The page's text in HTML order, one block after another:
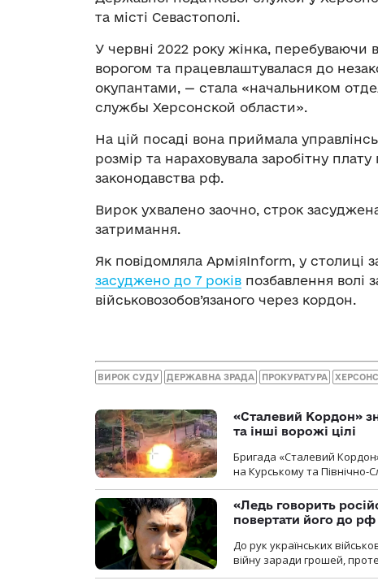
та місті Севастополі.
У червні 2022 року жінка, перебуваючи
ворогом та працевлаштувалася до
окупантами, — стала «начальником
службы Херсонской области».
На цій посаді вона приймала
розмір та нараховувала заробітну
законодавства рф.
Вирок ухвалено заочно, строк
затримання.
Як повідомляла АрміяInform, у столиці
засуджено до 7 років позбавлення волі
військовозобов’язаного через кордон.
ВИРОК СУДУ ДЕРЖАВНА ЗРАДА ПРОКУРАТУРА
«Сталевий Кордон»
та інші ворожі цілі
Бригада «Сталевий
на Курському та
«Ледь говорить
повертати його до рф
До рук українських
війну заради грошей,